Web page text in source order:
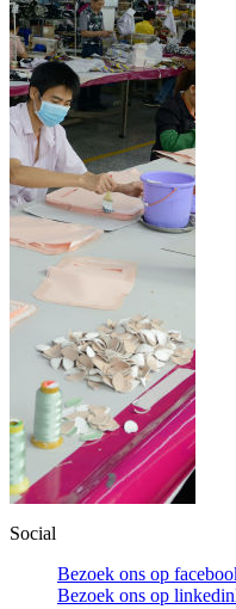
Social
Bezoek ons op
Bezoek ons op linkedin